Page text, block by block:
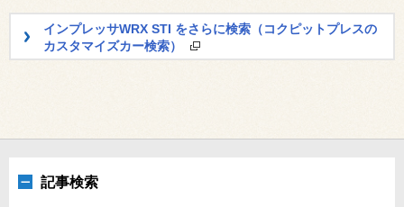
インプレッサWRX STI をさらに検索（コクピットプレスの
カスタマイズカー検索）
記事検索